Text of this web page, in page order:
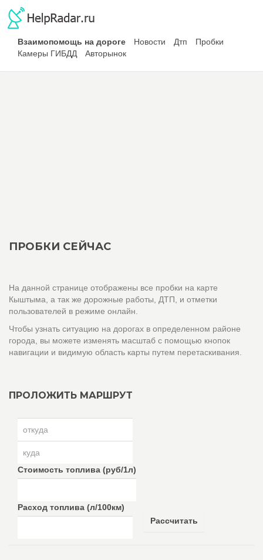
Взаимопомощь на дороге Новости Дтп
Пробки
Камеры ГИБДД
Авторынок
ПРОБКИ СЕЙЧАС
На данной странице отображены все пробки на карте
Кыштыма, а так же дорожные работы, ДТП, и отметки
пользователей в режиме онлайн.
Чтобы узнать ситуацию на дорогах в определенном районе
города, вы можете изменять масштаб с помощью кнопок
навигации и видимую область карты путем перетаскивания.
ПРОЛОЖИТЬ МАРШРУТ
Стоимость топлива (руб/1л)
Расход топлива (л/100км)
Рассчитать